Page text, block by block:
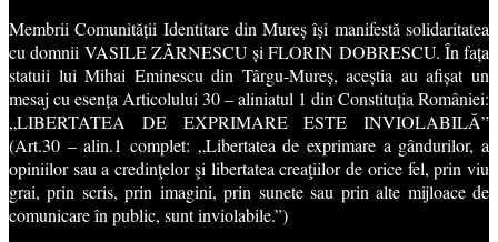
Membrii Comunității Identitare din Mureș își manifestă solidaritatea
cu domnii VASILE ZĂRNESCU și FLORIN DOBRESCU. În fața
statuii lui Mihai Eminescu din Târgu-Mureș, aceștia au afișat un
mesaj cu esența Articolului 30 – aliniatul 1 din Constituția României:
„LIBERTATEA DE EXPRIMARE ESTE INVIOLABILĂ”
(Art.30 – alin.1 complet: „Libertatea de exprimare a gândurilor, a
opiniilor sau a credinţelor şi libertatea creaţiilor de orice fel, prin viu
grai, prin scris, prin imagini, prin sunete sau prin alte mijloace de
comunicare în public, sunt inviolabile.”)